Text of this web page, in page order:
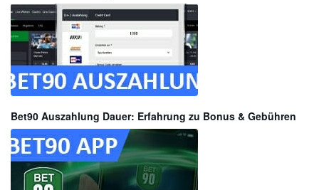
Bet90 Auszahlung Dauer: Erfahrung zu Bonus & Gebühren